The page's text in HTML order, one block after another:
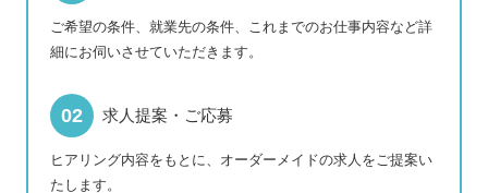
ご希望の条件、就業先の条件、これまでのお仕事内容など詳
細にお伺いさせていただきます。
求人提案・ご応募
ヒアリング内容をもとに、オーダーメイドの求人をご提案い
たします。